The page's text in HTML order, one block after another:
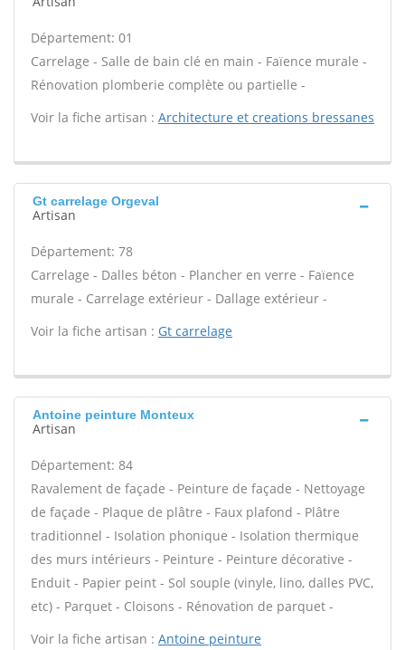
Département: 01
Carrelage - Salle de bain clé en main - Faïence murale -
Rénovation plomberie complète ou partielle -
Voir la fiche artisan : Architecture et creations bressanes
Gt carrelage Orgeval
Artisan
Département: 78
Carrelage - Dalles béton - Plancher en verre - Faïence
murale - Carrelage extérieur - Dallage extérieur -
Voir la fiche artisan : Gt carrelage
Antoine peinture Monteux
Artisan
Département: 84
Ravalement de façade - Peinture de façade - Nettoyage
de façade - Plaque de plâtre - Faux plafond - Plâtre
traditionnel - Isolation phonique - Isolation thermique
des murs intérieurs - Peinture - Peinture décorative -
Enduit - Papier peint - Sol souple (vinyle, lino, dalles PVC,
etc) - Parquet - Cloisons - Rénovation de parquet -
Voir la fiche artisan : Antoine peinture